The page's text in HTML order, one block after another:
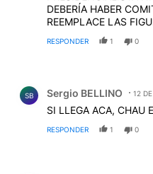
DEBERÍA HABER
REEMPLACE LAS
RESPONDER 1 0
SB Sergio BELLINO 12
SI LLEGA ACA, CHAU
RESPONDER 1 0